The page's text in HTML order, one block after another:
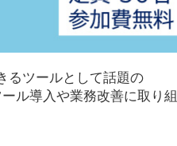
るツールとして話題の
ル導入や業務改善に取り組